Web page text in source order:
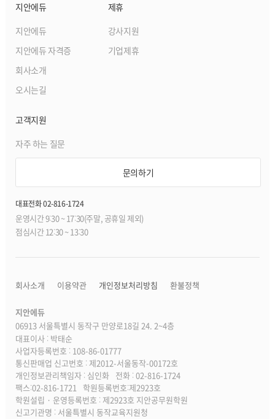
지안에듀
지안에듀
지안에듀 자격증
회사소개
오시는길
제휴
강사지원
기업제휴
고객지원
자주 하는 질문
문의하기
대표전화 02-816-1724
운영시간 9:30 ~ 17:30(주말, 공휴일 제외)
점심시간 12:30 ~ 13:30
회사소개 이용약관 개인정보처리방침 환불정책
지안에듀
06913 서울특별시 동작구 만양로18길 24. 2~4층
대표이사 : 박태순
사업자등록번호 : 108-86-01777
통신판매업 신고번호 : 제2012-서울동작-00172호
개인정보관리책임자 : 심인화 전화 : 02-816-1724
팩스:02-816-1721
학원등록번호:제2923호
학원설립 · 운영등록번호 : 제2923호 지안공무원학원
신고기관명 : 서울특별시 동작교육지원청